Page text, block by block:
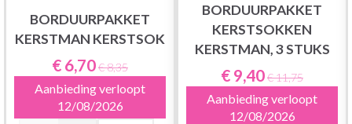
BORDUURPAKKET
KERSTMAN KERSTSOK
€ 6,70€ 8,35
Aanbieding verloopt
12/08/2026
BORDUURPAKKET
KERSTSOKKEN
KERSTMAN, 3 STUKS
€ 9,40€ 11,75
Aanbieding verloopt
12/08/2026